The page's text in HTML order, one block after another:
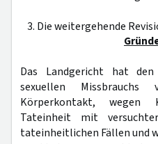
3. Die weitergehende
Das Landgericht hat
sexuellen
Körperkontakt, wegen
Tateinheit mit
tateinheitlichen Fällen und